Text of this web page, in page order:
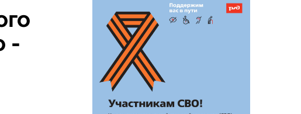
Сведения о страховщикепроезда и перехода через
железнодорожные пути
Условия труда
Закупки
Нормативно-правовая база
Антикоррупционная
деятельность
-